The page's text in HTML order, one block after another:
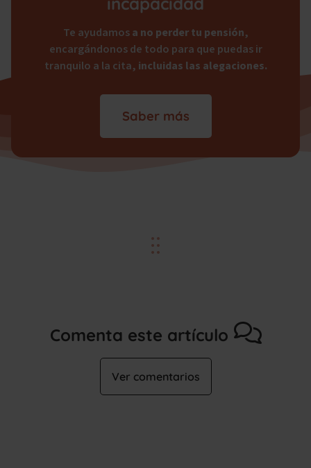
Te ayudamosa no perder tu pensión,
encargándonos de todo para que puedas ir
tranquilo a la cita, incluidas las alegaciones.
Saber más
Comenta este artículo
Ver comentarios